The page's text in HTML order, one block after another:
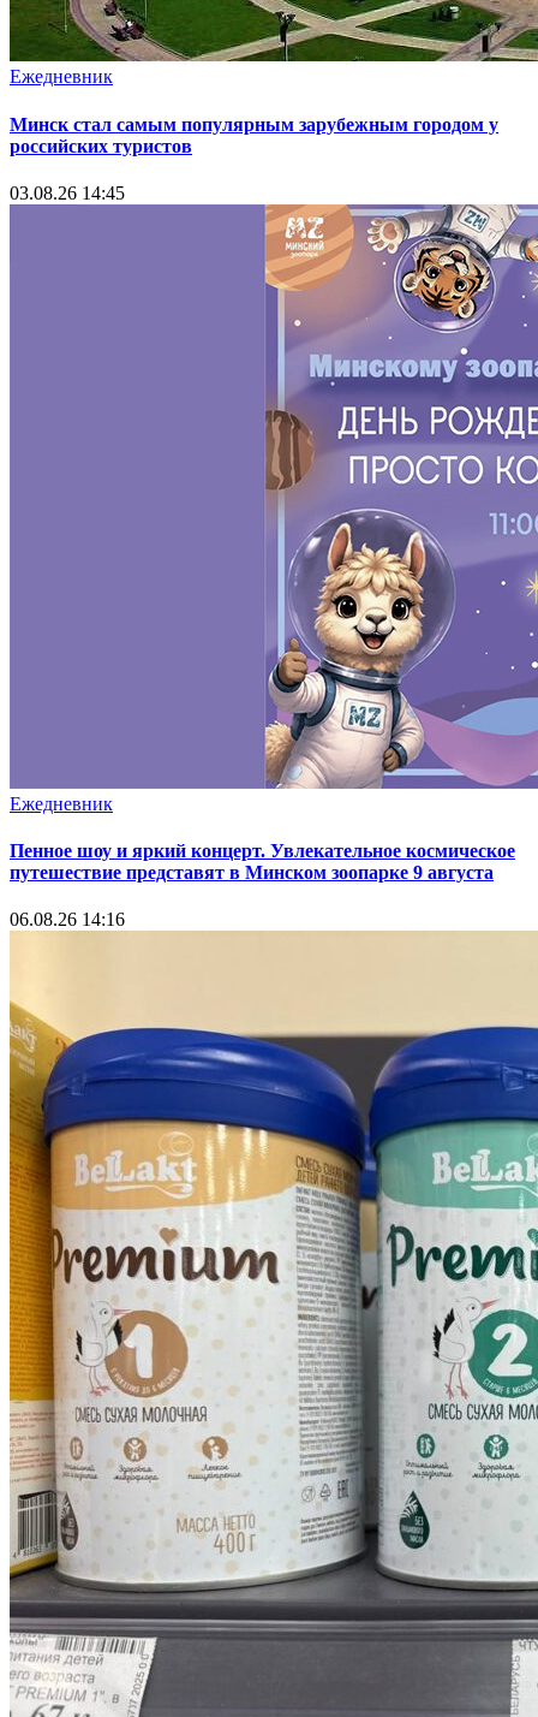
Ежедневник
Минск стал самым популярным зарубежным городом у
российских туристов
03.08.26 14:45
Ежедневник
Пенное шоу и яркий концерт. Увлекательное космическое
путешествие представят в Минском зоопарке 9 августа
06.08.26 14:16